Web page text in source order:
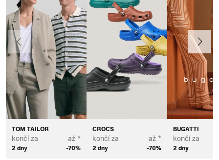
TOM TAILOR
končí za
2 dny
až *
-70%
CROCS
končí za
2 dny
až *
-70%
BUGATTI
končí za
2 dny
Předchozí Další